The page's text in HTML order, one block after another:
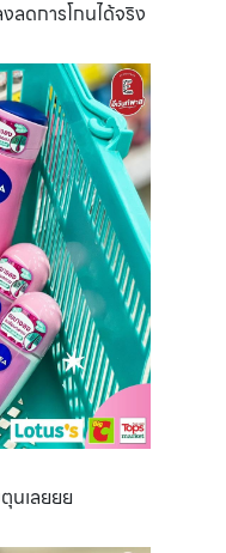
ลดการโกนได้จริง
นเลยยย